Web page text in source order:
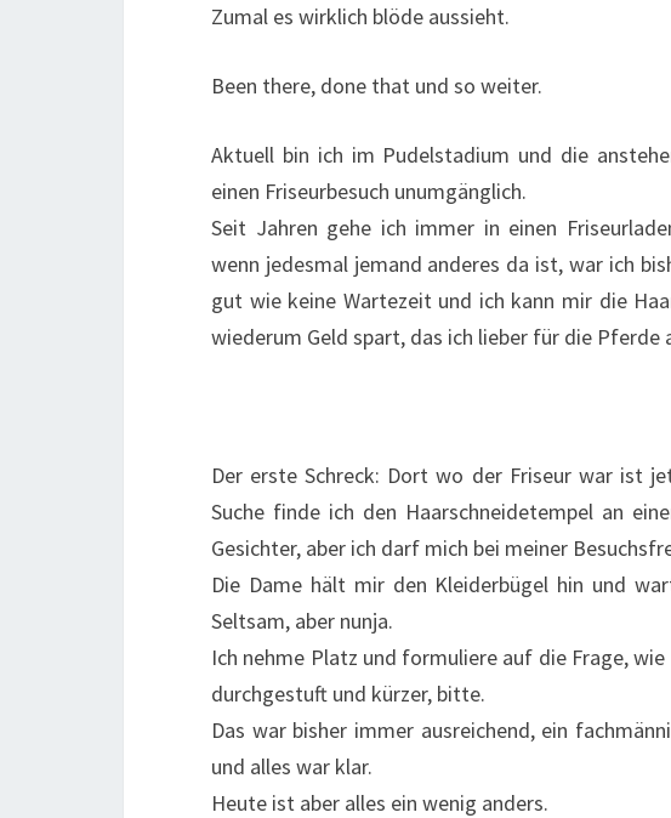
Zumal es wirklich blöde aussieht.
Been there, done that und so weiter.
Aktuell bin ich im Pudelstadium und die
einen Friseurbesuch unumgänglich.
Seit Jahren gehe ich immer in einen
wenn jedesmal jemand anderes da ist, war ich
gut wie keine Wartezeit und ich kann mir die
wiederum Geld spart, das ich lieber für die Pferde
Der erste Schreck: Dort wo der Friseur war ist
Suche finde ich den Haarschneidetempel an
Gesichter, aber ich darf mich bei meiner
Die Dame hält mir den Kleiderbügel hin und
Seltsam, aber nunja.
Ich nehme Platz und formuliere auf die Frage,
durchgestuft und kürzer, bitte.
Das war bisher immer ausreichend, ein
und alles war klar.
Heute ist aber alles ein wenig anders.